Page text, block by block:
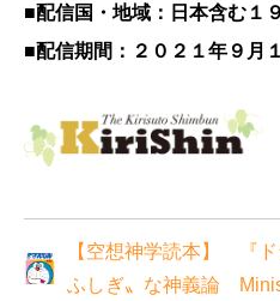
■配信国・地域：日本含む１
■配信期間：２０２１年９月
【空想神学読本】 『
ふしぎ〟な神義論